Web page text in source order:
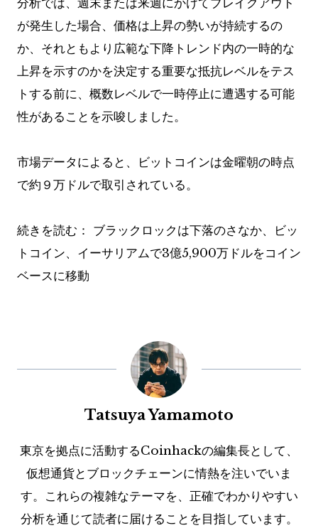
分析では、週末または来週にかけてブレイクアウト
が発生した場合、価格は上昇の勢いが持続するの
か、それともより広範な下降トレンド内の一時的な
上昇を示すのかを決定する重要な抵抗レベルをテス
トする前に、概数レベルで一時停止に遭遇する可能
性があることを示唆しました。
市場データによると、ビットコインは金曜朝の時点
で約９万ドルで取引されている。
続きを読む： ブラックロックは下落のさなか、ビッ
トコイン、イーサリアムで3億5,900万ドルをコイン
ベースに移動
Tatsuya Yamamoto
東京を拠点に活動するCoinhackの編集長として、
仮想通貨とブロックチェーンに情熱を注いでいま
す。これらの複雑なテーマを、正確でわかりやすい
分析を通じて読者に届けることを目指しています。